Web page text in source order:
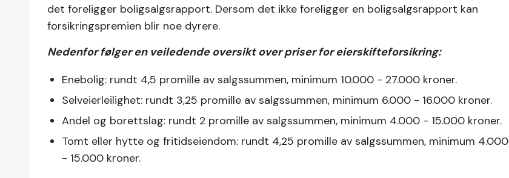
det foreligger boligsalgsrapport. Dersom det ikke foreligger en boligsalgsrapport kan
forsikringspremien blir noe dyrere.
Nedenfor følger en veiledende oversikt over priser for eierskifteforsikring:
Enebolig: rundt 4,5 promille av salgssummen, minimum 10.000 - 27.000 kroner.
Selveierleilighet: rundt 3,25 promille av salgssummen, minimum 6.000 - 16.000 kroner.
Andel og borettslag: rundt 2 promille av salgssummen, minimum 4.000 - 15.000 kroner.
Tomt eller hytte og fritidseiendom: rundt 4,25 promille av salgssummen, minimum 4.000
- 15.000 kroner.